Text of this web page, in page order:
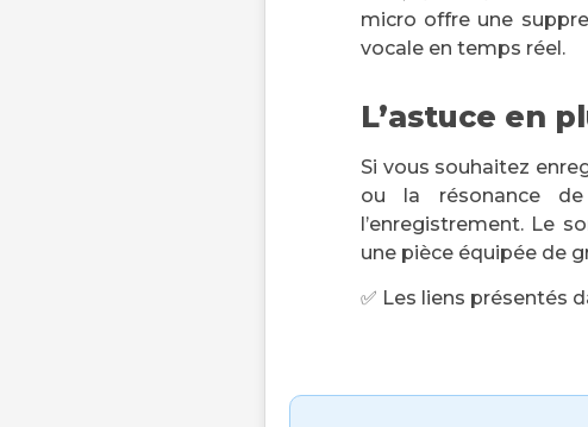
micro offre une
vocale en temps réel.
L’astuce en
Si vous souhaitez
ou la résonance
l’enregistrement. Le
une pièce équipée de
✅ Les liens présentés